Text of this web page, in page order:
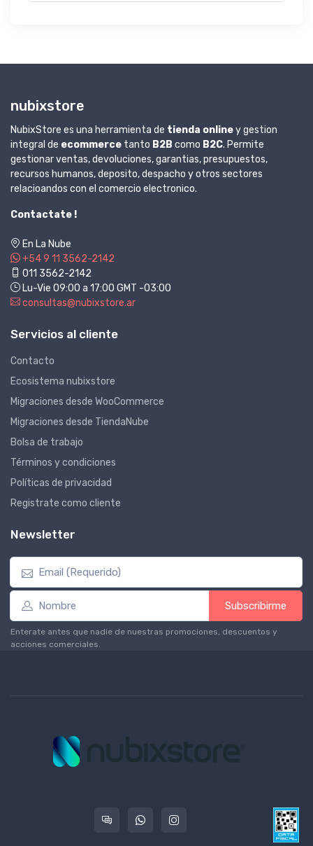
nubixstore
NubixStore es una herramienta de tienda onliney gestion
integral de ecommerce tanto B2B como B2C. Permite
gestionar ventas, devoluciones, garantias, presupuestos,
recursos humanos, deposito, despacho y otros sectores
relacioandos con el comercio electronico.
Contactate !
En La Nube
+54 9 11 3562-2142
011 3562-2142
Lu-Vie 09:00 a 17:00 GMT -03:00
consultas@nubixstore.ar
Servicios al cliente
Contacto
Ecosistema nubixstore
Migraciones desde WooCommerce
Migraciones desde TiendaNube
Bolsa de trabajo
Términos y condiciones
Políticas de privacidad
Registrate como cliente
Newsletter
Subscribirme
Enterate antes que nadie de nuestras promociones, descuentos y
acciones comerciales.